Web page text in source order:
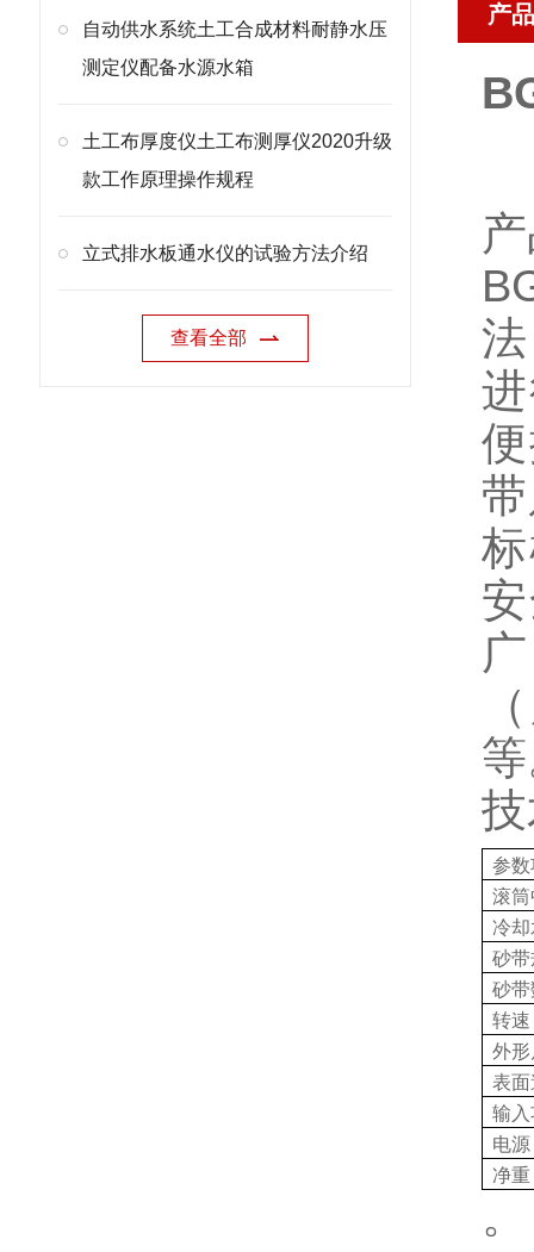
自动供水系统土工合成材料耐静水压
测定仪配备水源水箱
土工布厚度仪土工布测厚仪2020升级
款工作原理操作规程
立式排水板通水仪的试验方法介绍
查看全部
产
参数
滚
冷
砂
砂
转速
外
表
输
电源
净重
。